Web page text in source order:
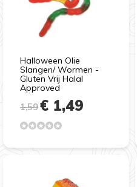
Halloween Olie
Slangen/ Wormen -
Gluten Vrij Halal
Approved
1,59€ 1,49